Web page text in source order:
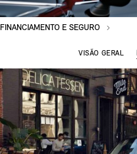
FINANCIAMENTO E SEGURO
VISÃO GERAL